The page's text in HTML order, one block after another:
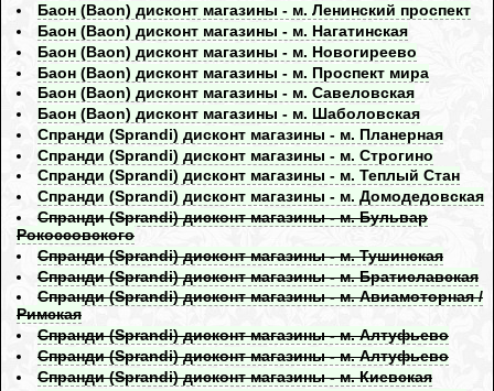
Баон (Baon) дисконт магазины - м. Ленинский проспект
Баон (Baon) дисконт магазины - м. Нагатинская
Баон (Baon) дисконт магазины - м. Новогиреево
Баон (Baon) дисконт магазины - м. Проспект мира
Баон (Baon) дисконт магазины - м. Савеловская
Баон (Baon) дисконт магазины - м. Шаболовская
Спранди (Sprandi) дисконт магазины - м. Планерная
Спранди (Sprandi) дисконт магазины - м. Строгино
Спранди (Sprandi) дисконт магазины - м. Теплый Стан
Спранди (Sprandi) дисконт магазины - м. Домодедовская
Спранди (Sprandi) дисконт магазины - м. Бульвар
Рокоссовского
Спранди (Sprandi) дисконт магазины - м. Тушинская
Спранди (Sprandi) дисконт магазины - м. Братиславская
Спранди (Sprandi) дисконт магазины - м. Авиамоторная /
Римская
Спранди (Sprandi) дисконт магазины - м. Алтуфьево
Спранди (Sprandi) дисконт магазины - м. Алтуфьево
Спранди (Sprandi) дисконт магазины - м. Киевская